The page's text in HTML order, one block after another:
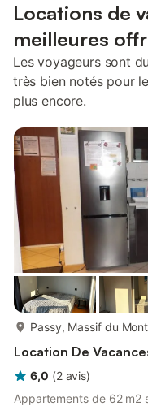
Locations de
meilleures
Les voyageurs sont
très bien notés pour
plus encore.
Passy, Massif du
Location De
6,0 (2 avis)
Appartements de 62 m2